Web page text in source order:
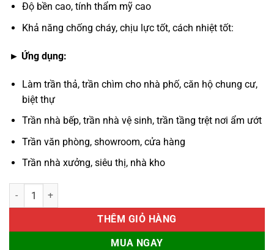
Độ bền cao, tính thẩm mỹ cao
Khả năng chống cháy, chịu lực tốt, cách nhiệt tốt:
► Ứng dụng:
Làm trần thả, trần chìm cho nhà phố, căn hộ chung cư,
biệt thự
Trần nhà bếp, trần nhà vệ sinh, trần tầng trệt nơi ẩm ướt
Trần văn phòng, showroom, cửa hàng
Trần nhà xưởng, siêu thị, nhà kho
Tấm Smartboard 4mm số lượng
THÊM GIỎ HÀNG
MUA NGAY